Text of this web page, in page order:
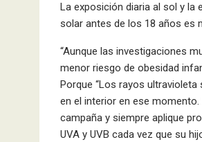
La exposición diaria al sol y la
solar antes de los 18 años es
“Aunque las investigaciones
menor riesgo de obesidad
Porque “Los rayos
en el interior en ese
campaña y siempre aplique
UVA y UVB cada vez que su